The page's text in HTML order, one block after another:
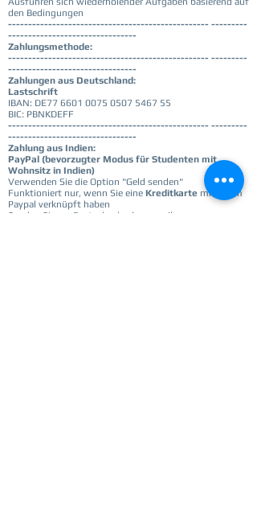
den Bedingungen
-------------------------------------------------- ---------
--------------------------------
Zahlungsmethode:
-------------------------------------------------- ---------
--------------------------------
Zahlungen aus Deutschland:
Lastschrift
IBAN: DE77 6601 0075 0507 5467 55
BIC: PBNKDEFF
-------------------------------------------------- ---------
--------------------------------
Zahlung aus Indien:
PayPal (bevorzugter Modus für Studenten mit
Wohnsitz in Indien)
Verwenden Sie die Option "Geld senden"
Funktioniert nur, wenn Sie eine Kreditkarte mit Ihrem
Paypal verknüpft haben
Senden Sie an: Paatashaaley.ka@gmail.com